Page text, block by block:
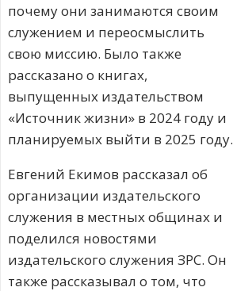
почему они занимаются своим
служением и переосмыслить
свою миссию. Было также
рассказано о книгах,
выпущенных издательством
«Источник жизни» в 2024 году и
планируемых выйти в 2025 году.
Евгений Екимов рассказал об
организации издательского
служения в местных общинах и
поделился новостями
издательского служения ЗРС. Он
также рассказывал о том, что